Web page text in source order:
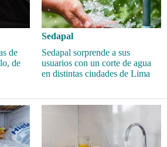
de
de
Sedapal
Sedapal sorprende a sus
usuarios con un corte de agua
en distintas ciudades de Lima